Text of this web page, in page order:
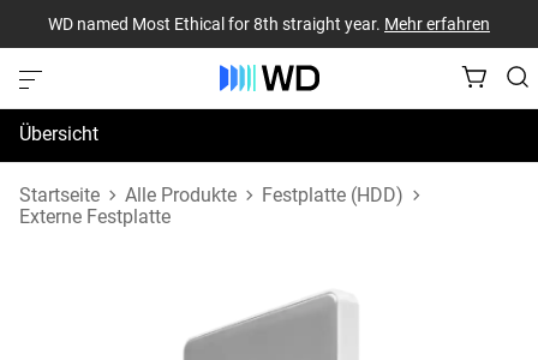
WD named Most Ethical for 8th straight year. Mehr erfahren
Übersicht
Technische Daten
Startseite Alle Produkte
Festplatte (HDD)
Externe Festplatte